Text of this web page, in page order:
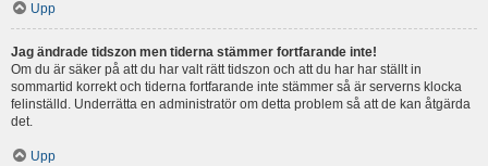
Upp
Jag ändrade tidszon men tiderna stämmer fortfarande inte!
Om du är säker på att du har valt rätt tidszon och att du har har ställt in
sommartid korrekt och tiderna fortfarande inte stämmer så är serverns klocka
felinställd. Underrätta en administratör om detta problem så att de kan åtgärda
det.
Upp